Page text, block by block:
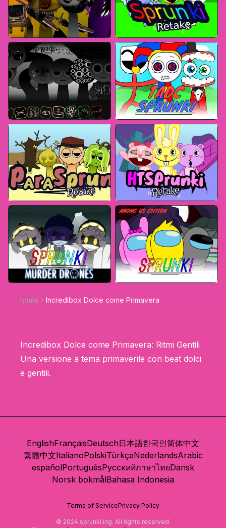
home Incredibox Dolce come Primavera
Incredibox Dolce come Primavera: Ritmi Gentili
Una versione a tema primaverile con beat dolci
e gentili.
EnglishFrançaisDeutsch日本語한국인简体中文
繁體中文ItalianoPolskiTürkçeNederlandsArabic
españolPortuguêsРусскийภาษาไทยDansk
Norsk bokmålBahasa Indonesia
Terms of ServicePrivacy Policy
© 2024 sprunki.ing. All rights reserved.